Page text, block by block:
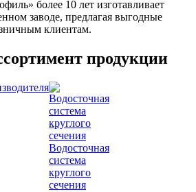
более 10 лет изготавливает
заводе, предлагая выгодные
клиентам.
продукции
Водосточная
система
круглого
сечения